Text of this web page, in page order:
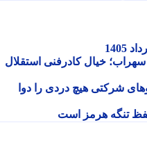
خیال کادرفنی استقلال
هیچ دردی را دوا
هرمز است